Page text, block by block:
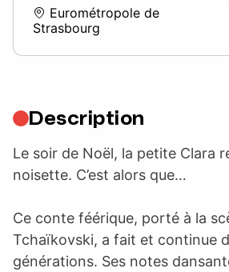
Eurométropole de
Strasbourg
Description
Le soir de Noël, la petite Clara
noisette. C’est alors que…
Ce conte féérique, porté à la
Tchaïkovski, a fait et continue
générations. Ses notes